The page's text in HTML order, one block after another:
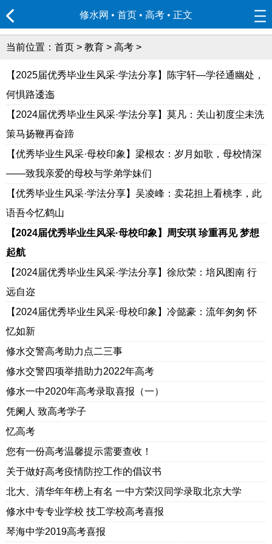
修水网 • 首页 • 高考 • 正文
当前位置： 首页 > 教育 > 高考 >
【2025届优秀毕业生风采·学法分享】陈宇轩—学径通幽处，
何惧路逶迤
【2024届优秀毕业生风采·学法分享】莫凡：关山初度尘未洗
策马扬鞭再奋蹄
【优秀毕业生风采·母校印象】梁根农：岁月如歌，母校情深
——致我亲爱的母校与学弟学妹们
【优秀毕业生风采·学法分享】吴凌峰：卖花担上看桃李，此
语吾今忆鹤山
【2024届优秀毕业生风采·母校印象】周安琪 珍重再见 梦想
起航
【2024届优秀毕业生风采·学法分享】徐欣荣：培风图南 行
远自迩
【2024届优秀毕业生风采·母校印象】冷懿豪：流年匆匆 怀
忆如新
修水交警高考助力点二三事
修水交警四项举措助力2022年高考
修水一中2020年高考录取喜报（一）
凭阑人 致高考学子
忆高考
您有一份高考温馨提示需要查收！
关于做好高考疫情防控工作的倡议书
北大、清华年年榜上有名 一中方荣汉同学录取北京大学
修水中专专业学校 技工学校高考喜报
琴海中学2019高考喜报